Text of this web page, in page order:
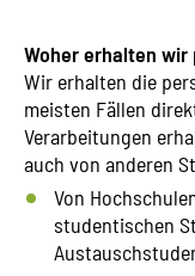
Woher erhalten wir
Wir erhalten die
meisten Fällen
Verarbeitungen
auch von anderen
Von
studentischen